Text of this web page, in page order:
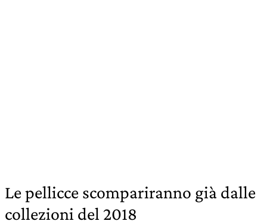
Le pellicce scompariranno già dalle
collezioni del 2018